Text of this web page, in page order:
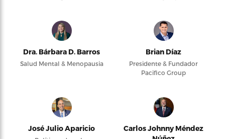
Dra. Bárbara D. Barros
Salud Mental & Menopausia
Brian Díaz
Presidente & Fundador
Pacifico Group
José Julio Aparicio
Carlos Johnny Méndez